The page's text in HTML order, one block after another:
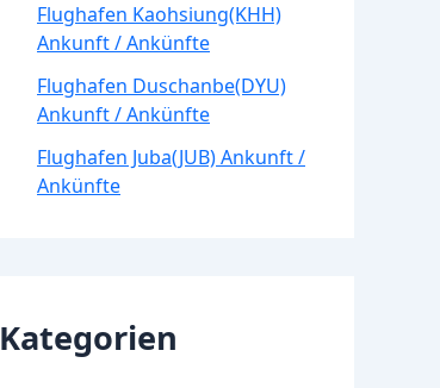
Flughafen Kaohsiung(KHH)
Ankunft / Ankünfte
Flughafen Duschanbe(DYU)
Ankunft / Ankünfte
Flughafen Juba(JUB) Ankunft /
Ankünfte
Kategorien